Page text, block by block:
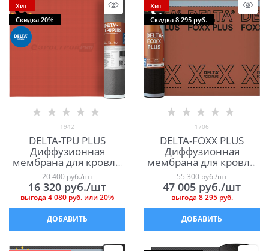
Хит
Скидка 20%
1942
DELTA-TPU PLUS
Диффузионная
мембрана для кровли
и фасада Дельта ТПУ
Плюс
20 400 руб./шт
16 320 руб./шт
выгода 4 080 руб. или20%
ДОБАВИТЬ
Хит
Скидка 8 295 руб.
1706
DELTA-FOXX PLUS
Диффузионная
мембрана для кровли
(пологих скатов)
Дельта Фокс Плюс
55 300 руб./шт
47 005 руб./шт
выгода 8 295 руб.
ДОБАВИТЬ